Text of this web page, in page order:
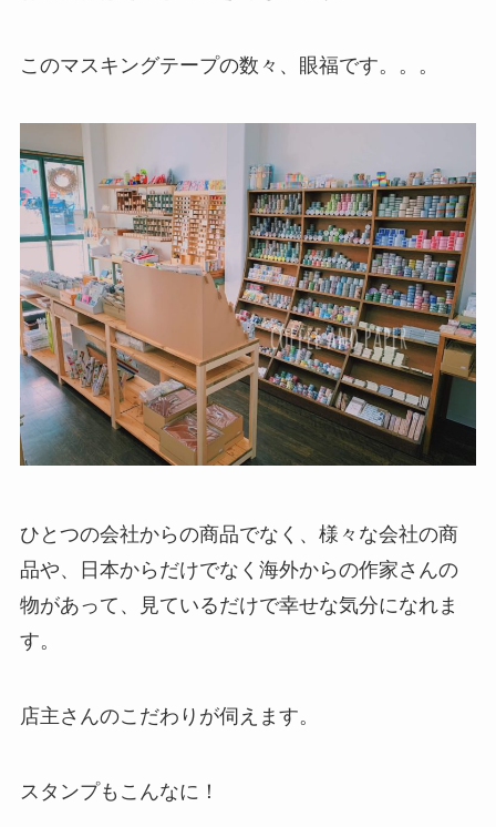
このマスキングテープの数々、眼福です。。。
ひとつの会社からの商品でなく、様々な会社の商
品や、日本からだけでなく海外からの作家さんの
物があって、見ているだけで幸せな気分になれま
す。
店主さんのこだわりが伺えます。
スタンプもこんなに！